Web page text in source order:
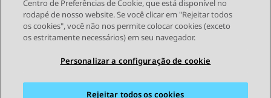
STAY CONNECTED
Centro de Preferências de Cookie, que está disponível no
rodapé de nosso website. Se você clicar em "Rejeitar todos
os cookies", você não nos permite colocar cookies (exceto
os estritamente necessários) em seu navegador.
Personalizar a configuração de cookie
Rejeitar todos os cookies